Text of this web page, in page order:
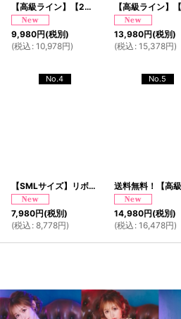
【高級ライン】【2点セット/3カラー】花柄 煌めくレース 豪華 帯 花魁 着物 ドレス コスプレ ハロウィン キャバドレス
9,980円(税別)
(税込 : 10,978円)
13,980円(税別)
(税込 : 15,378円)
No.4
【SMLサイズ】リボン フレアスカート 袖あり フロントジップ 美胸 美脚 ミニドレス キャバドレス
7,980円(税別)
(税込 : 8,778円)
No.5
14,980円(税別)
(税込 : 16,478円)